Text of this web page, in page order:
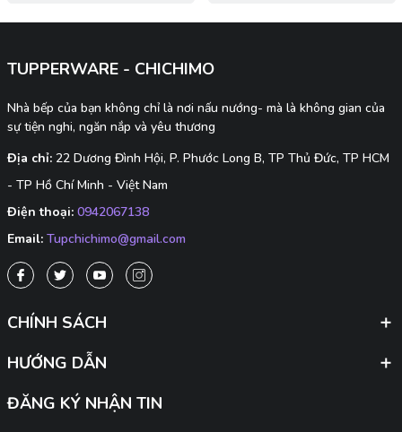
TUPPERWARE - CHICHIMO
Nhà bếp của bạn không chỉ là nơi nấu nướng- mà là không gian của
sự tiện nghi, ngăn nắp và yêu thương
Địa chỉ: 22 Dương Đình Hội, P. Phước Long B, TP Thủ Đức, TP HCM
- TP Hồ Chí Minh - Việt Nam
Điện thoại: 0942067138
Email: Tupchichimo@gmail.com
CHÍNH SÁCH
HƯỚNG DẪN
ĐĂNG KÝ NHẬN TIN